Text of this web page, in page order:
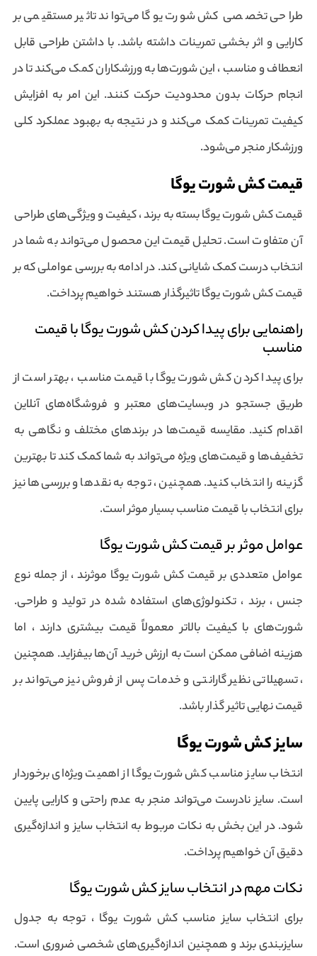
طراحی تخصصی کش شورت یوگا می‌تواند تاثیر مستقیمی بر
کارایی و اثر بخشی تمرینات داشته باشد. با داشتن طراحی قابل
انعطاف و مناسب ، این شورت‌ها به ورزشکاران کمک می‌کند تا در
انجام حرکات بدون محدودیت حرکت کنند. این امر به افزایش
کیفیت تمرینات کمک می‌کند و در نتیجه به بهبود عملکرد کلی
ورزشکار منجر می‌شود.
قیمت کش شورت یوگا
قیمت کش شورت یوگا بسته به برند ، کیفیت و ویژگی‌های طراحی
آن متفاوت است. تحلیل قیمت این محصول می‌تواند به شما در
انتخاب درست کمک شایانی کند. در ادامه به بررسی عواملی که بر
قیمت کش شورت یوگا تاثیرگذار هستند خواهیم پرداخت.
راهنمایی برای پیدا کردن کش شورت یوگا با قیمت
مناسب
برای پیدا کردن کش شورت یوگا با قیمت مناسب ، بهتر است از
طریق جستجو در وبسایت‌های معتبر و فروشگاه‌های آنلاین
اقدام کنید. مقایسه قیمت‌ها در برندهای مختلف و نگاهی به
تخفیف‌ها و قیمت‌های ویژه می‌تواند به شما کمک کند تا بهترین
گزینه را انتخاب کنید. همچنین ، توجه به نقدها و بررسی‌ها نیز
برای انتخاب با قیمت مناسب بسیار موثر است.
عوامل موثر بر قیمت کش شورت یوگا
عوامل متعددی بر قیمت کش شورت یوگا موثرند ، از جمله نوع
جنس ، برند ، تکنولوژی‌های استفاده شده در تولید و طراحی.
شورت‌های با کیفیت بالاتر معمولاً قیمت بیشتری دارند ، اما
هزینه اضافی ممکن است به ارزش خرید آن‌ها بیفزاید. همچنین
، تسهیلاتی نظیر گارانتی و خدمات پس از فروش نیز می‌تواند بر
قیمت نهایی تاثیر گذار باشد.
سایز کش شورت یوگا
انتخاب سایز مناسب کش شورت یوگا از اهمیت ویژه‌ای برخوردار
است. سایز نادرست می‌تواند منجر به عدم راحتی و کارایی پایین
شود. در این بخش به نکات مربوط به انتخاب سایز و اندازه‌گیری
دقیق آن خواهیم پرداخت.
نکات مهم در انتخاب سایز کش شورت یوگا
برای انتخاب سایز مناسب کش شورت یوگا ، توجه به جدول
سایزبندی برند و همچنین اندازه‌گیری‌های شخصی ضروری است.